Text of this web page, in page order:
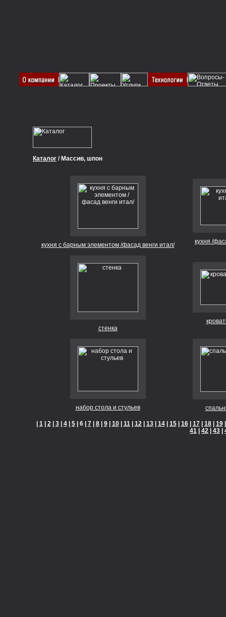
Каталог / Массив, шпон
кухня с барным элементом /фасад венги итал/ кухня /
стенка
набор стола и стульев
1| 2| 3| 4| 5| 6 | 7| 8| 9| 10| 11| 12| 13| 14| 15| 16| 17| 18| 19
41
42 43